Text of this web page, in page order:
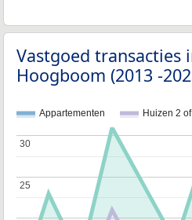
Vastgoed transacties
Hoogboom (2013 -
Appartementen Huizen 2
25
25
30
30